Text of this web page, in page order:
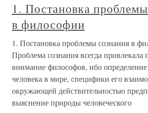
1. Постановка
в философии
1. Постановка проблемы сознания в
Проблема сознания всегда привлекала
внимание философов, ибо
человека в мире, специфики его
окружающей действительностью
выяснение природы человеческого